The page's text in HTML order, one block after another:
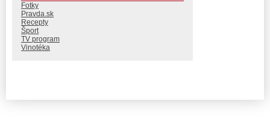
Fotky
Pravda.sk
Recepty
Šport
TV program
Vinotéka